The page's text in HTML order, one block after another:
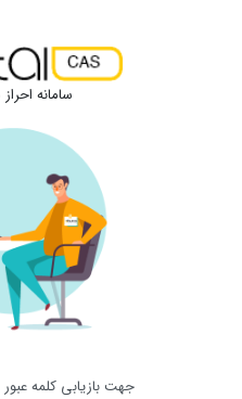
جهت بازیابی کلمه عبور
سامانه